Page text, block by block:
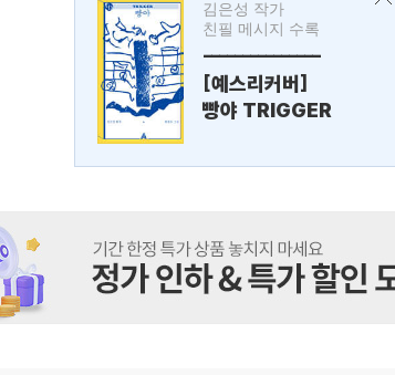
김은성 작가
친필 메시지 수록
---------------
[예스리커버]
빵야 TRIGGER